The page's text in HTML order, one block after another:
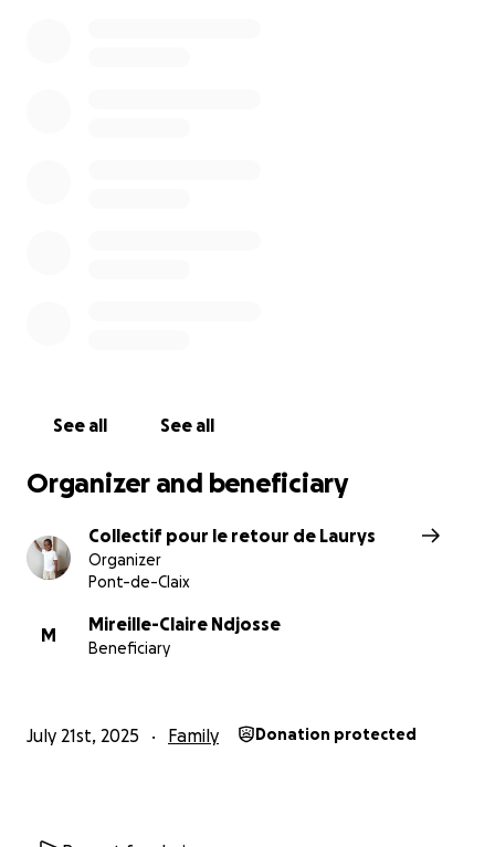
See all See all
Organizer and beneficiary
Collectif pour le retour de Laurys
Organizer
Pont-de-Claix
M
Mireille-Claire Ndjosse
Beneficiary
July 21st, 2025 Family Donation protected